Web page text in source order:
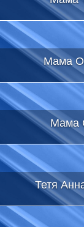
Мама
Мама
Тетя